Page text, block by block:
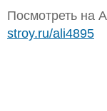
Посмотреть на
stroy.ru/ali4895